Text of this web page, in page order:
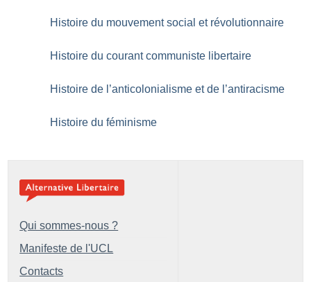
Histoire du mouvement social et révolutionnaire
Histoire du courant communiste libertaire
Histoire de l’anticolonialisme et de l’antiracisme
Histoire du féminisme
Qui sommes-nous ?
Manifeste de l'UCL
Contacts